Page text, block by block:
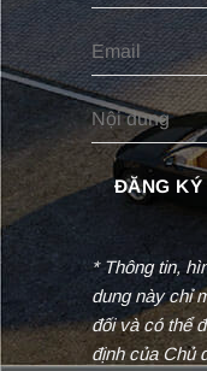
* Thông tin,
dung này chỉ
đối và có thể
định của Chủ